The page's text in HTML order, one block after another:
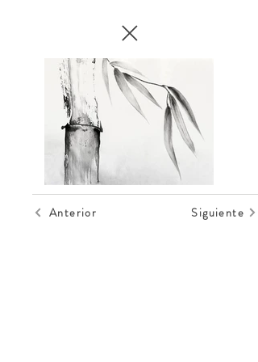
Anterior Siguiente